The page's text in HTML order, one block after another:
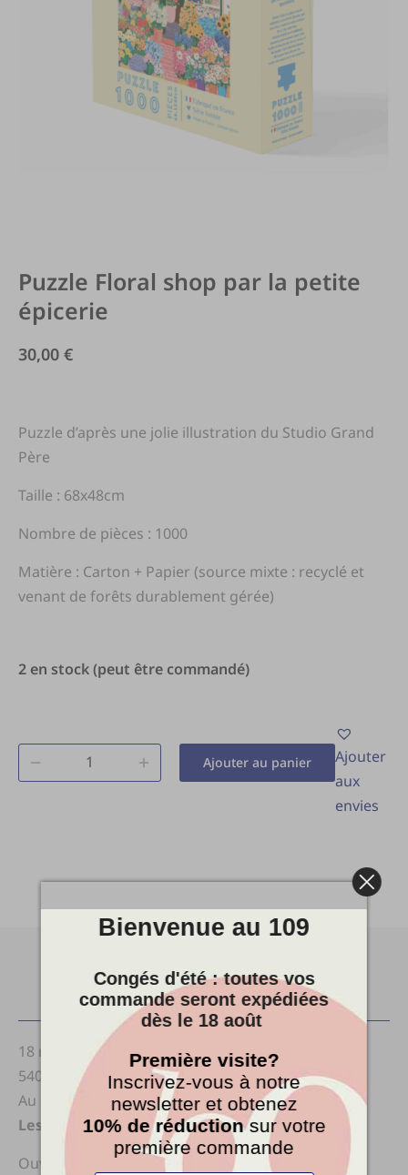
Puzzle Floral shop par la petite
épicerie
30,00 €
Puzzle d’après une jolie illustration du Studio Grand
Père
Taille : 68x48cm
Nombre de pièces : 1000
Matière : Carton + Papier (source mixte : recyclé et
venant de forêts durablement gérée)
2 en stock (peut être commandé)
Ajouter au panier
Ajouter
aux
envies
Le Cent9
18 rue du Pont Cézart
54000 Nancy
Au sein du collectif
Les Glorieuses
Ouvert du mercredi au samedi de 10h00 à 19h00
Bienvenue au 109
Congés d'été : toutes vos
commande seront expédiées
dès le 18 août
Première visite?
Inscrivez-vous à notre
newsletter et obtenez
10% de réductionsur votre
première commande